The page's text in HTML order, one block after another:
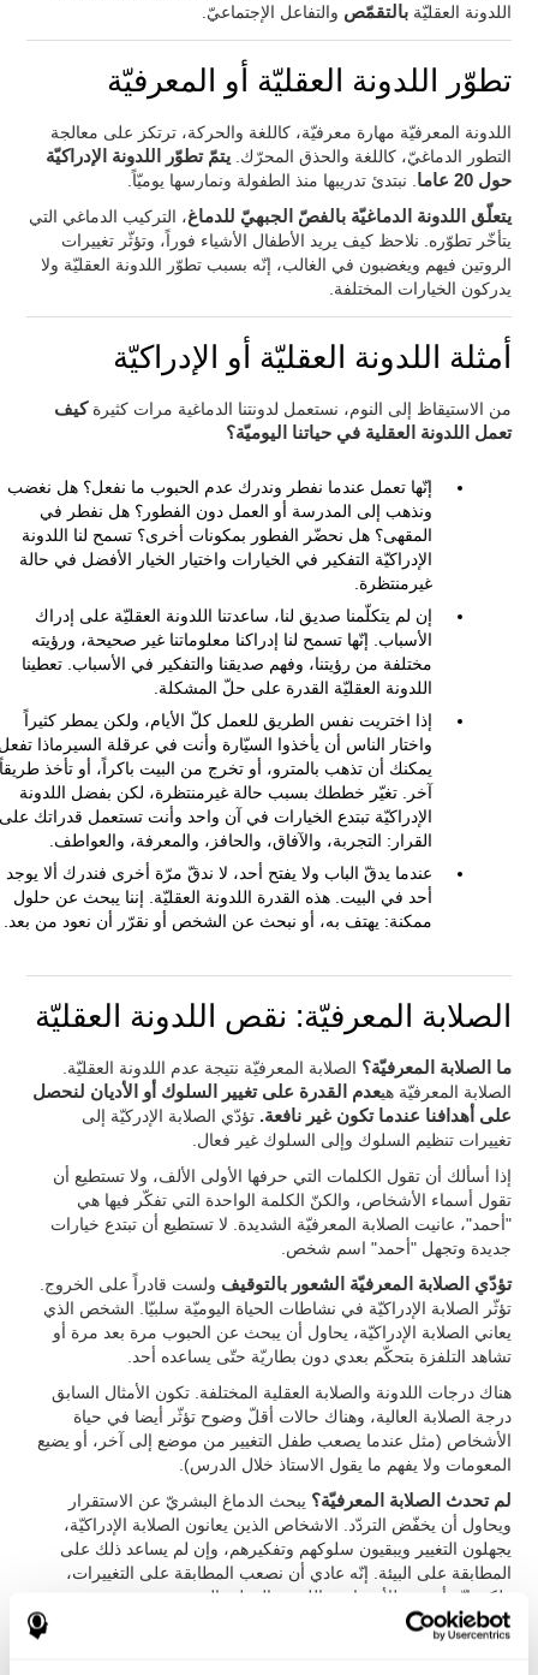
اللدونة العقليّةبالتقمّص والتفاعل الإجتماعيّ.
تطوّر اللدونة العقليّة أو المعرفيّة
اللدونة المعرفيّة مهارة معرفيّة، كاللغة والحركة، ترتكز على معالجة
التطور الدماغيّ، كاللغة والحذق المحرّك.يتمّ تطوّر اللدونة الإدراكيّة
حول 20 عاما
. نبتدئ تدريبها منذ الطفولة ونمارسها يوميّاً.
يتعلّق اللدونة الدماغيّة بالفصّ الجبهيّ للدماغ، التركيب الدماغي التي
يتأخّر تطوّره. نلاحظ كيف يريد الأطفال الأشياء فوراً، وتؤثّر تغييرات
الروتين فيهم ويغضبون في الغالب، إنّه بسبب تطوّر اللدونة العقليّة ولا
يدركون الخيارات المختلفة.
أمثلة اللدونة العقليّة أو الإدراكيّة
من الاستيقاظ إلى النوم، نستعمل لدونتنا الدماغية مرات كثيرةكيف
تعمل اللدونة العقلية في حياتنا اليوميّة؟
إنّها تعمل عندما نفطر وندرك عدم الحبوب ما نفعل؟ هل نغضب
ونذهب إلى المدرسة أو العمل دون الفطور؟ هل نفطر في
المقهى؟ هل نحضّر الفطور بمكونات أخرى؟ تسمح لنا اللدونة
الإدراكيّة التفكير في الخيارات واختيار الخيار الأفضل في حالة
غيرمنتظرة.
إن لم يتكلّمنا صديق لنا، ساعدتنا اللدونة العقليّة على إدراك
الأسباب. إنّها تسمح لنا إدراكنا معلوماتنا غير صحيحة، ورؤيته
مختلفة من رؤيتنا، وفهم صديقنا والتفكير في الأسباب. تعطينا
اللدونة العقليّة القدرة على حلّ المشكلة.
إذا اختريت نفس الطريق للعمل كلّ الأيام، ولكن يمطر كثيراً
واختار الناس أن يأخذوا السيّارة وأنت في عرقلة السيرماذا
يمكنك أن تذهب بالمترو، أو تخرج من البيت باكراً، أو تأخذ طريقاً
آخر. تغيّر خططك بسبب حالة غيرمنتظرة، لكن بفضل اللدونة
الإدراكيّة تبتدع الخيارات في آن واحد وأنت تستعمل قدراتك على
القرار: التجربة، والآفاق، والحافز، والمعرفة، والعواطف.
عندما يدقّ الباب ولا يفتح أحد، لا ندقّ مرّة أخرى فندرك ألا يوجد
أحد في البيت. هذه القدرة اللدونة العقليّة. إننا يبحث عن حلول
ممكنة: يهتف به، أو نبحث عن الشخص أو نقرّر أن نعود من بعد.
الصلابة المعرفيّة: نقص اللدونة العقليّة
ما الصلابة المعرفيّة؟ الصلابة المعرفيّة نتيجة عدم اللدونة العقليّة.
الصلابة المعرفيّة هيعدم القدرة على تغيير السلوك أو الأديان لنحصل
على أهدافنا عندما تكون غير نافعة. تؤدّي الصلابة الإدركيّة إلى
تغييرات تنظيم السلوك وإلى السلوك غير فعال.
إذا أسألك أن تقول الكلمات التي حرفها الأولى الألف، ولا تستطيع أن
تقول أسماء الأشخاص، والكنّ الكلمة الواحدة التي تفكّر فيها هي
"أحمد"، عانيت الصلابة المعرفيّة الشديدة. لا تستطيع أن تبتدع خيارات
جديدة وتجهل "أحمد" اسم شخص.
تؤدّي الصلابة المعرفيّة الشعور بالتوقيف ولست قادراً على الخروج.
تؤثّر الصلابة الإدراكيّة في نشاطات الحياة اليوميّة سلبيّا. الشخص الذي
يعاني الصلابة الإدراكيّة، يحاول أن يبحث عن الحبوب مرة بعد مرة أو
تشاهد التلفزة بتحكّم بعدي دون بطاريّة حتّى يساعده أحد.
هناك درجات اللدونة والصلابة العقلية المختلفة. تكون الأمثال السابق
درجة الصلابة العالية، وهناك حالات أقلّ وضوح تؤثّر أيضا في حياة
الأشخاص (مثل عندما يصعب طفل التغيير من موضع إلى آخر، أو يضيع
المعومات ولا يفهم ما يقول الاستاذ خلال الدرس).
لم تحدث الصلابة المعرفيّة؟ يبحث الدماغ البشريّ عن الاستقرار
ويحاول أن يخفّض التردّد. الاشخاص الذين يعانون الصلابة الإدراكيّة،
يجهلون التغيير ويبقيون سلوكهم وتفكيرهم، وإن لم يساعد ذلك على
المطابقة على البيئة. إنّه عادي أن نصعب المطابقة على التغييرات،
ولكن إنّه أصعب للأشخاص باللدونة العقلية المنخفضة.
تتعلّق المثابرة بالصلابة المعرفيّة
، وهي ترتكز على تكرار الأفعال التي